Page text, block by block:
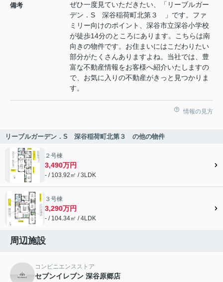
備考
ぜひ一度見ていただきたい、「リーブルガー
デン．S 深谷稲荷町北第３ 」です。ファ
ミリー向けのポイント、深谷市立深谷小学校
が徒歩14分のところにあります。こちらは南
向きの物件です。お住まいにはこだわりたい
部分がたくさんありますよね。当社では、豊
富な不動産情報をお客様へ紹介いたしますの
で、お気に入りの不動産がきっと見つかりま
す。
情報の見方
リーブルガーデン．S 深谷稲荷町北第３ の他の物件
２号棟
3,490万円
- / 103.92㎡ / 3LDK
３号棟
3,290万円
- / 104.34㎡ / 4LDK
周辺施設
コンビニエンスストア
セブンイレブン 深谷原郷店